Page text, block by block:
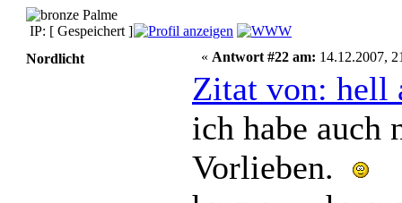
IP: [ Gespeichert ]
Nordlicht
« Antwort #22 am: 14.12.2007,
Zitat von: hell
ich habe auch
Vorlieben.